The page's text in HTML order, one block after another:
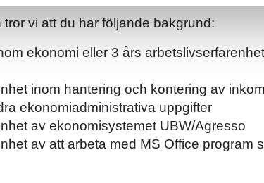
vi att du har följande bakgrund:
ekonomi eller 3 års
inom hantering och kontering av
ekonomiadministrativa uppgifter
av ekonomisystemet UBW/Agresso
av att arbeta med MS Office program